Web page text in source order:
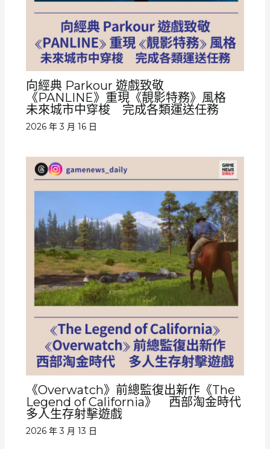
向經典 Parkour 遊戲致敬
《PANLINE》重現《靚影特務》風格
未來城市中穿梭 完成各類運送任務
2026 年 3 月 16 日
《Overwatch》前總監復出新作《The
Legend of California》 西部淘金時代
多人生存射擊遊戲
2026 年 3 月 13 日